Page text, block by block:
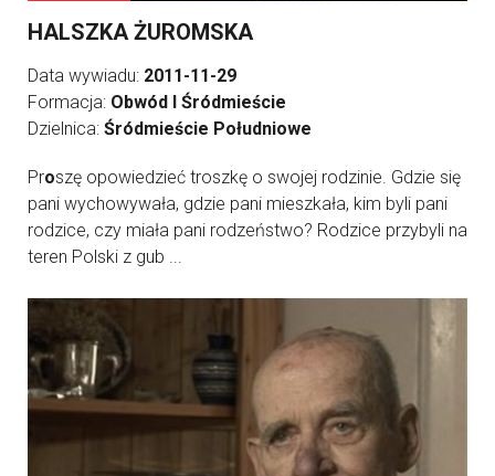
HALSZKA ŻUROMSKA
Data wywiadu: 2011-11-29
Formacja: Obwód I Śródmieście
Dzielnica: Śródmieście Południowe
Proszę opowiedzieć troszkę o swojej rodzinie. Gdzie się
pani wychowywała, gdzie pani mieszkała, kim byli pani
rodzice, czy miała pani rodzeństwo? Rodzice przybyli na
teren Polski z gub ...